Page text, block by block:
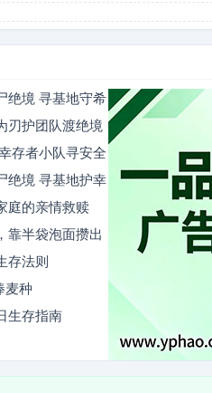
绝境 寻基地守希
刃护团队渡绝境
存者小队寻安全
绝境 寻基地护幸
庭的亲情救赎
靠半袋泡面攒出
存法则
麦种
生存指南